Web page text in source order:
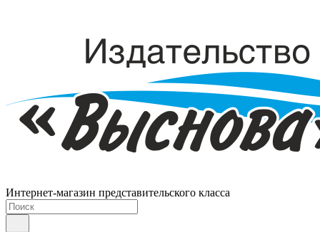
Интернет-магазин представительского класса